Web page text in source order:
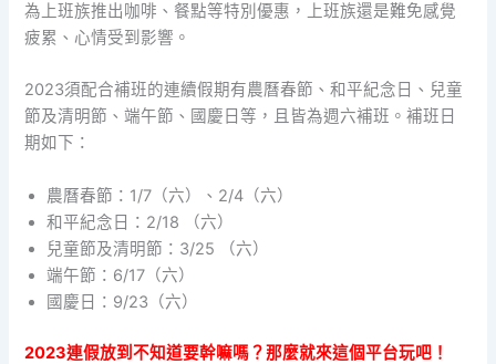
為上班族推出咖啡、餐點等特別優惠，上班族還是難免感覺
疲累、心情受到影響。
2023須配合補班的連續假期有農曆春節、和平紀念日、兒童
節及清明節、端午節、國慶日等，且皆為週六補班。補班日
期如下：
農曆春節：1/7（六）、2/4（六）
和平紀念日：2/18 （六）
兒童節及清明節：3/25 （六）
端午節：6/17（六）
國慶日：9/23（六）
2023連假放到不知道要幹嘛嗎？那麼就來這個平台玩吧！